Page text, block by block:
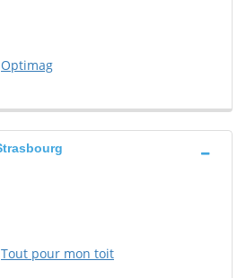
Optimag
Tout pour mon toit